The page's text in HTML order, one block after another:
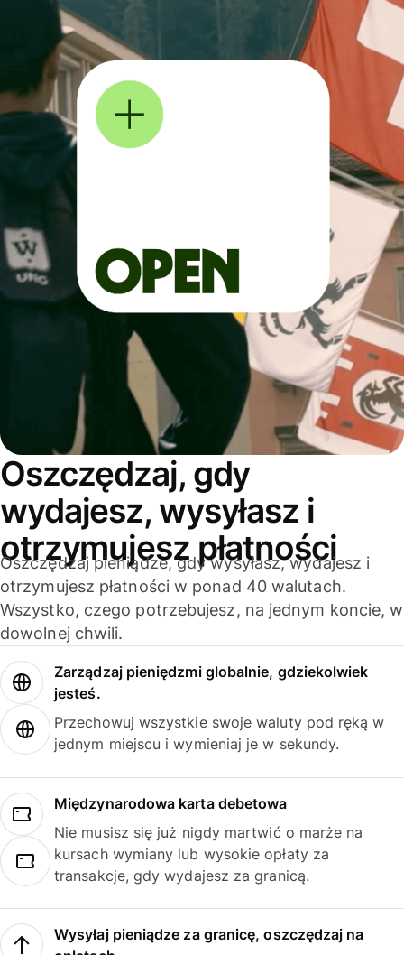
Oszczędzaj, gdy
wydajesz, wysyłasz i
otrzymujesz płatności
Oszczędzaj pieniądze, gdy wysyłasz, wydajesz i
otrzymujesz płatności w ponad 40 walutach.
Wszystko, czego potrzebujesz, na jednym koncie, w
dowolnej chwili.
Zarządzaj pieniędzmi globalnie, gdziekolwiek
jesteś.
Przechowuj wszystkie swoje waluty pod ręką w
jednym miejscu i wymieniaj je w sekundy.
Międzynarodowa karta debetowa
Nie musisz się już nigdy martwić o marże na
kursach wymiany lub wysokie opłaty za
transakcje, gdy wydajesz za granicą.
Wysyłaj pieniądze za granicę, oszczędzaj na